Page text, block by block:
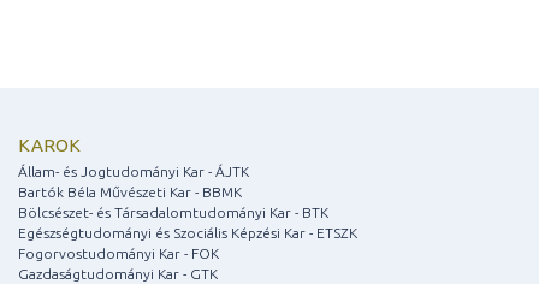
KAROK
Állam- és Jogtudományi Kar - ÁJTK
Bartók Béla Művészeti Kar - BBMK
Bölcsészet- és Társadalomtudományi Kar - BTK
Egészségtudományi és Szociális Képzési Kar - ETSZK
Fogorvostudományi Kar - FOK
Gazdaságtudományi Kar - GTK